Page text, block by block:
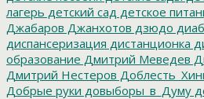
лагерь детский сад детское
Джабаров Джанхотов дзюдо
диспансеризация дистанционка
образование Дмитрий Меведев
Дмитрий Нестеров
Добрые руки довыборы_в_Думу